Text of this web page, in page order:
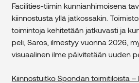
Facilities-tiimin kunnianhimoisena
kiinnostusta yllä jatkossakin.
toimintoja kehitetään jatkuvasti ja
peli, Saros, ilmestyy vuonna 2026,
visuaalinen ilme päivitetään uuden
Kiinnostuitko Spondan toimitiloista